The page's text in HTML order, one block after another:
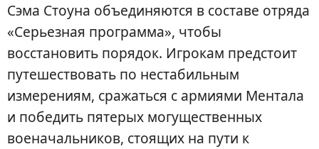
Сэма Стоуна объединяются в составе отряда
«Серьезная программа», чтобы
восстановить порядок. Игрокам предстоит
путешествовать по нестабильным
измерениям, сражаться с армиями Ментала
и победить пятерых могущественных
военачальников, стоящих на пути к